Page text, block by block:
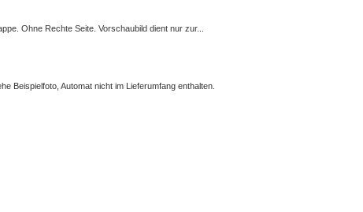
Ohne Rechte Seite. Vorschaubild dient nur zur...
Beispielfoto, Automat nicht im Lieferumfang enthalten.